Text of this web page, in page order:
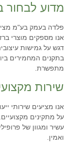
מדוע לבחור
פלדה בעמק בע"מ
אנו מספקים מוצרי
דגש על גמישות
בתקנים המחמירים
מתפשרת.
שירות
אנו מציעים שירותי
על מתקינים
עשיר ומגוון של
ואמין.